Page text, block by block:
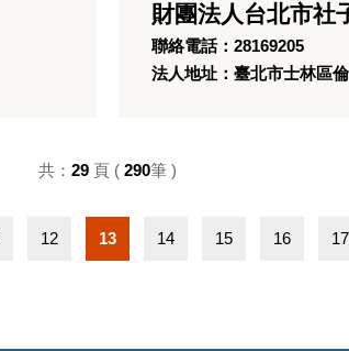
財團法人台北市社
聯絡電話：28169205
法人地址：臺北市士林區
12 13 14 15 16 17
共： 29 頁 ( 290筆 )